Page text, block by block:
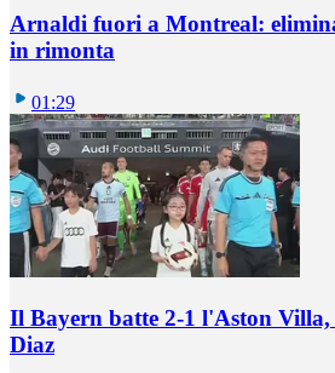
Arnaldi fuori a Montreal:
in rimonta
01:29
Il Bayern batte 2-1 l'Aston
Diaz